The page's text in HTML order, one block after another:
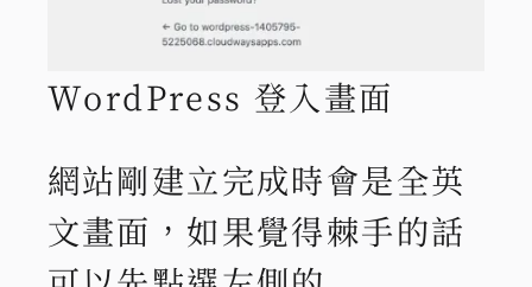
WordPress 登入畫面
網站剛建立完成時會是全英
文畫面，如果覺得棘手的話